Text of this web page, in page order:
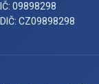
IČ: 09898298
DIČ: CZ09898298